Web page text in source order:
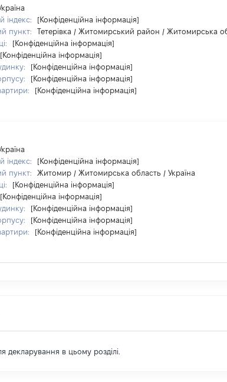
індекс:
[Конфіденційна інформація]
пункт:
Тетерівка / Житомирський район / Житомирська
[Конфіденційна інформація]
[Конфіденційна інформація]
[Конфіденційна інформація]
[Конфіденційна інформація]
[Конфіденційна інформація]
індекс:
[Конфіденційна інформація]
пункт:
Житомир / Житомирська область / Україна
[Конфіденційна інформація]
[Конфіденційна інформація]
[Конфіденційна інформація]
[Конфіденційна інформація]
[Конфіденційна інформація]
декларування в цьому розділі.